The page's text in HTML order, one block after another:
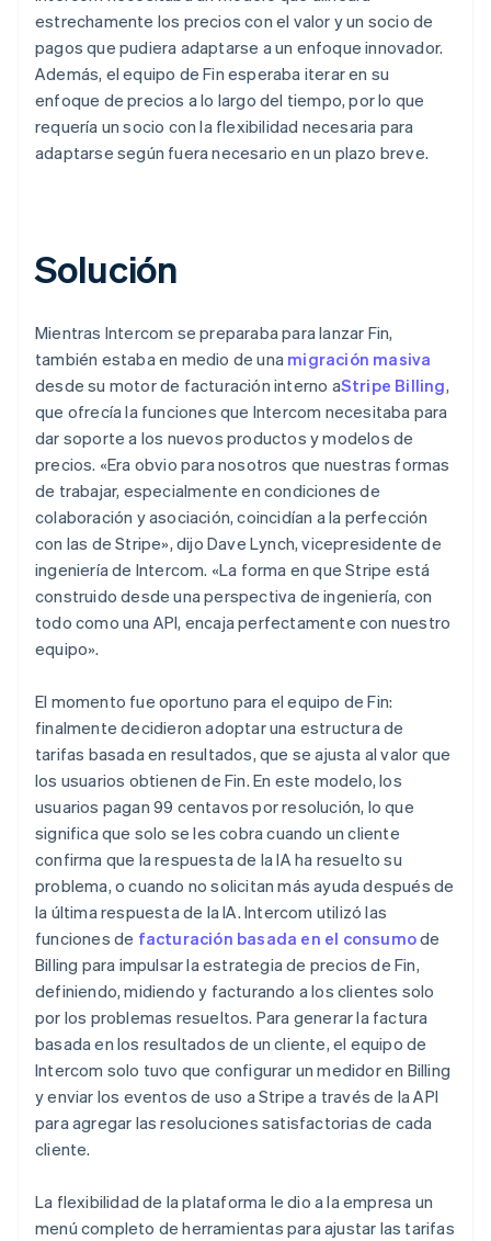
estrechamente los precios con el valor y un socio de
pagos que pudiera adaptarse a un enfoque innovador.
Además, el equipo de Fin esperaba iterar en su
enfoque de precios a lo largo del tiempo, por lo que
requería un socio con la flexibilidad necesaria para
adaptarse según fuera necesario en un plazo breve.
Solución
Mientras Intercom se preparaba para lanzar Fin,
también estaba en medio de una migración masiva
desde su motor de facturación interno aStripe Billing,
que ofrecía la funciones que Intercom necesitaba para
dar soporte a los nuevos productos y modelos de
precios. «Era obvio para nosotros que nuestras formas
de trabajar, especialmente en condiciones de
colaboración y asociación, coincidían a la perfección
con las de Stripe», dijo Dave Lynch, vicepresidente de
ingeniería de Intercom. «La forma en que Stripe está
construido desde una perspectiva de ingeniería, con
todo como una API, encaja perfectamente con nuestro
equipo».
El momento fue oportuno para el equipo de Fin:
finalmente decidieron adoptar una estructura de
tarifas basada en resultados, que se ajusta al valor que
los usuarios obtienen de Fin. En este modelo, los
usuarios pagan 99 centavos por resolución, lo que
significa que solo se les cobra cuando un cliente
confirma que la respuesta de la IA ha resuelto su
problema, o cuando no solicitan más ayuda después de
la última respuesta de la IA. Intercom utilizó las
funciones de facturación basada en el consumode
Billing para impulsar la estrategia de precios de Fin,
definiendo, midiendo y facturando a los clientes solo
por los problemas resueltos. Para generar la factura
basada en los resultados de un cliente, el equipo de
Intercom solo tuvo que configurar un medidor en Billing
y enviar los eventos de uso a Stripe a través de la API
para agregar las resoluciones satisfactorias de cada
cliente.
La flexibilidad de la plataforma le dio a la empresa un
menú completo de herramientas para ajustar las tarifas